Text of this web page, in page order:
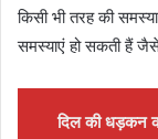
किसी भी तरह की
समस्याएं हो सकती हैं
दिल की धड़कन